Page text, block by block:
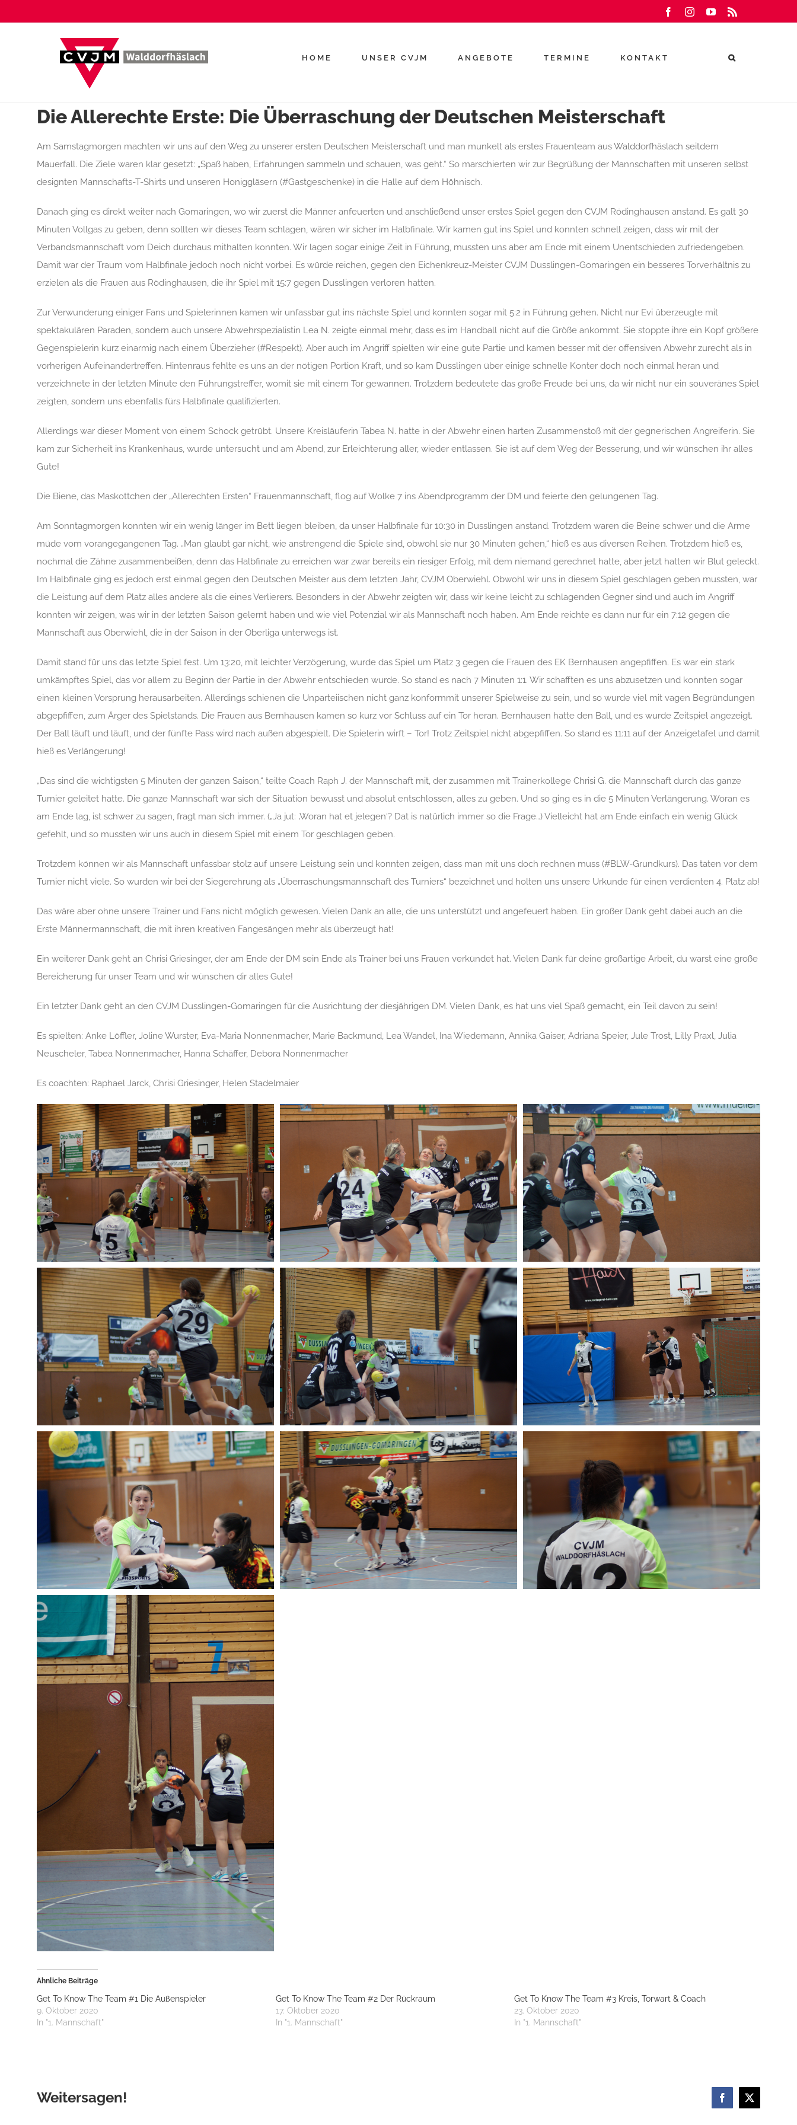
Inhalt
FacebookInstagramYouTube
HOME UNSER CVJM ANGEBOTE TERMINE KONTAKT
Die Allerechte Erste: Die Überraschung der Deutschen Meisterschaft
Am Samstagmorgen machten wir uns auf den Weg zu unserer ersten Deutschen Meisterschaft undman munkeltals erstes Frauenteam aus Walddorfhäslach seitdem
Mauerfall. Die Ziele waren klar gesetzt: „Spaß haben, Erfahrungen sammeln und schauen, was geht.“ So marschierten wir zur Begrüßung der Mannschaften mit unseren selbst
designten Mannschafts-T-Shirtsund unseren Honiggläsern (#Gastgeschenke)in die Halle auf dem Höhnisch.
Danach ging es direkt weiter nach Gomaringen, wo wir zuerst die Männer anfeuerten und anschließend unser erstes Spiel gegen den CVJM Rödinghausen anstand. Es galt 30
Minuten Vollgas zu geben, denn sollten wir dieses Team schlagen, wären wir sicher im Halbfinale. Wir kamen gut ins Spiel und konnten schnell zeigen, dass wir mit der
Verbandsmannschaftvom Deich durchaus mithalten konnten. Wir lagen sogar einige Zeit in Führung, mussten uns aber am Ende mit einem Unentschieden zufriedengeben.
Damit war der Traum vom Halbfinale jedoch noch nicht vorbei. Es würde reichen, gegen den Eichenkreuz-Meister CVJM Dusslingen-Gomaringen ein besseres Torverhältnis zu
erzielen als die Frauen aus Rödinghausen, die ihr Spiel mit 15:7 gegen Dusslingen verloren hatten.
Zur Verwunderung einiger Fans und Spielerinnen kamen wir unfassbar gut ins nächsteSpiel und konnten sogar mit 5:2 in Führung gehen. Nicht nur Evi überzeugte mit
spektakulären Paraden, sondern auch unsere Abwehrspezialistin Lea N. zeigte einmal mehr, dass es im Handball nicht auf die Größe ankommt. Sie stoppte ihre ein Kopf größere
Gegenspielerin kurz einarmig nach einem Überzieher (#Respekt). Aber auch im Angriff spielten wir eine gute Partie und kamen besser mit der offensiven Abwehr zurecht als in
vorherigen Aufeinandertreffen. Hintenraus fehlte es uns an der nötigen Portion Kraft, und so kam Dusslingen über einige schnelle Konter doch noch einmal heran und
verzeichnete in der letzten Minute den Führungstreffer, womit sie mit einem Tor gewannen. Trotzdem bedeutete das große Freude bei uns, da wirnicht nur ein souveränes Spiel
zeigten, sondern unsebenfalls fürs Halbfinale qualifizierten.
Allerdings war dieser Moment von einem Schock getrübt. Unsere Kreisläuferin Tabea N. hatte in der Abwehr einen harten Zusammenstoß mit der gegnerischen Angreiferin. Sie
kam zur Sicherheit ins Krankenhaus, wurde untersucht und am Abend, zur Erleichterung aller, wieder entlassen. Sie ist auf dem Weg der Besserung, und wir wünschen ihr alles
Gute!
Die Biene, das Maskottchen der „Allerechten Ersten“ Frauenmannschaft, flog auf Wolke 7 ins Abendprogramm der DM und feierte den gelungenen Tag.
Am Sonntagmorgen konnten wir ein wenig länger im Bett liegen bleiben, da unser Halbfinale für 10:30 in Dusslingen anstand. Trotzdem waren die Beine schwer und die Arme
müde vom vorangegangenen Tag. „Man glaubt gar nicht, wie anstrengend die Spiele sind, obwohl sie nur 30 Minuten gehen,“ hieß es aus diversen Reihen. Trotzdem hieß es,
nochmal die Zähne zusammenbeißen, denn das Halbfinale zu erreichen war zwar bereits ein riesiger Erfolg, mit dem niemand gerechnet hatte, aber jetzt hatten wir Blut geleckt.
Im Halbfinale ging es jedoch erst einmal gegen den Deutschen Meister aus dem letzten Jahr, CVJM Oberwiehl. Obwohl wir uns in diesem Spiel geschlagen geben mussten, war
die Leistung auf dem Platz alles andere als die eines Verlierers. Besonders in der Abwehr zeigten wir, dass wir keine leicht zu schlagenden Gegner sindund auch im Angriff
konnten wir zeigen, was wir in der letzten Saison gelernt haben und wie viel Potenzialwir als Mannschaft noch haben. Am Ende reichte es dann nur für ein 7:12 gegen die
Mannschaft aus Oberwiehl, die in der Saison in der Oberliga unterwegsist.
Damit stand für uns das letzte Spiel fest. Um 13:20, mit leichter Verzögerung, wurde das Spiel um Platz 3 gegen die Frauen des EK Bernhausen angepfiffen. Es war ein stark
umkämpftes Spiel, das vor allem zu Beginn der Partie in der Abwehr entschieden wurde. So stand es nach 7 Minuten 1:1. Wir schafften es uns abzusetzen und konnten sogar
einen kleinen Vorsprung herausarbeiten. Allerdings schienen die Unparteiischen nicht ganz konformmit unserer Spielweise zu sein, und so wurde viel mit vagen Begründungen
abgepfiffen, zum Ärger des Spielstands. Die Frauen aus Bernhausen kamen so kurz vor Schluss auf ein Tor heran. Bernhausen hatte den Ball, und es wurde Zeitspiel angezeigt.
Der Ball läuft und läuft, und der fünfte Pass wird nach außen abgespielt. Die Spielerin wirft – Tor! Trotz Zeitspiel nicht abgepfiffen. So stand es 11:11 auf der Anzeigetafel und damit
hieß es Verlängerung!
„Das sind die wichtigsten 5 Minuten der ganzen Saison,“ teilte Coach Raph J. der Mannschaft mit, der zusammen mit Trainerkollege Chrisi G. die Mannschaft durch das ganze
Turnier geleitet hatte. Die ganze Mannschaft war sich der Situation bewusst und absolut entschlossen, alles zu geben. Und so ging es in die 5 Minuten Verlängerung. Woran es
am Ende lag, ist schwer zu sagen, fragt man sich immer. („Ja jut: ‚Woran hat et jelegen‘? Dat isnatürlich immer so die Frage…) Vielleicht hat am Ende einfach ein wenig Glück
gefehlt, und so mussten wir uns auch in diesem Spiel mit einem Tor geschlagen geben.
Trotzdem können wir als Mannschaft unfassbar stolz auf unsere Leistung sein und konnten zeigen, dass man mit uns doch rechnen muss(#BLW-Grundkurs). Das taten vor dem
Turnier nicht viele. So wurden wir bei der Siegerehrung als „Überraschungsmannschaft des Turniers“ bezeichnet und holten uns unsere Urkunde für einen verdienten 4. Platz ab!
Das wäre aber ohne unsere Trainer und Fans nicht möglich gewesen. Vielen Dank an alle, die uns unterstützt und angefeuert haben. Ein großer Dank geht dabei auch an die
Erste Männermannschaft, die mit ihren kreativen Fangesängen mehr als überzeugt hat!
Ein weiterer Dank geht an Chrisi Griesinger, der am Ende der DM sein Ende als Trainer bei uns Frauen verkündet hat. Vielen Dank für deine großartige Arbeit, du warst eine große
Bereicherung für unser Team und wir wünschen dir alles Gute!
Ein letzter Dank geht an den CVJM Dusslingen-Gomaringen für die Ausrichtung der diesjährigen DM. Vielen Dank, es hat uns viel Spaß gemacht, ein Teil davon zu sein!
Es spielten: Anke Löffler, JolineWurster, Eva-Maria Nonnenmacher, Marie Backmund, Lea Wandel, Ina Wiedemann, Annika Gaiser, Adriana Speier, Jule Trost, Lilly Praxl, Julia
Neuscheler, Tabea Nonnenmacher, Hanna Schäffer, Debora Nonnenmacher
Es coachten: Raphael Jarck, Chrisi Griesinger, Helen Stadelmaier
Ähnliche Beiträge
Get To Know The Team #1 Die Außenspieler
9. Oktober 2020
In "1. Mannschaft"
Get To Know The Team #2 Der Rückraum
17. Oktober 2020
In "1. Mannschaft"
Get To Know The Team #3 Kreis, Torwart & Coach
23. Oktober 2020
In "1. Mannschaft"
Weitersagen! Facebook
X